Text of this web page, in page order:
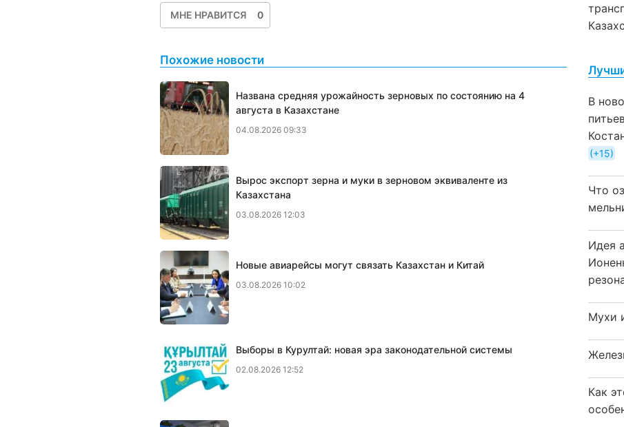
МНЕ НРАВИТСЯ 0
Похожие новости
Названа средняя урожайность зерновых по состоянию на 4
августа в Казахстане
04.08.2026 09:33
Вырос экспорт зерна и муки в зерновом эквиваленте из
Казахстана
03.08.2026 12:03
Новые авиарейсы могут связать Казахстан и Китай
03.08.2026 10:02
Выборы в Курултай: новая эра законодательной системы
02.08.2026 12:52
В
+15
Что
Идея
Мухи
Как